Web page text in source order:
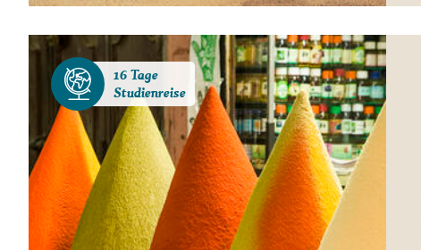
16 Tage
Studienreise